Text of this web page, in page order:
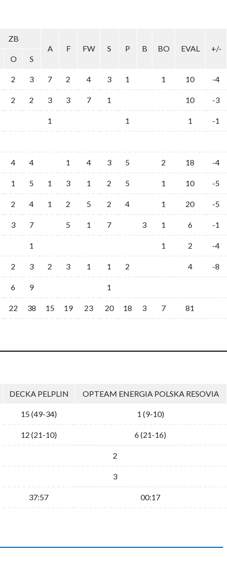
ZB
A
F FW S P B BO EVAL
+/-
O S
2 3 7 2 4 3 1 1 10 -4
2 2 3 3 7 1 10 -3
1 1 1 -1
4 4 1 4 3 5 2 18 -4
1 5 1 3 1 2 5 1 10 -5
2 4 1 2 5 2 4 1 20 -5
3 7 5 1 7 3 1 6 -1
1 1 2 -4
2 3 2 3 1 1 2 4 -8
6 9 1
22 38 15 19 23 20 18 3 7 81
DECKA PELPLIN OPTEAM ENERGIA POLSKA RESOVIA
15 (49-34) 1 (9-10)
12 (21-10) 6 (21-16)
2
3
37:57 00:17